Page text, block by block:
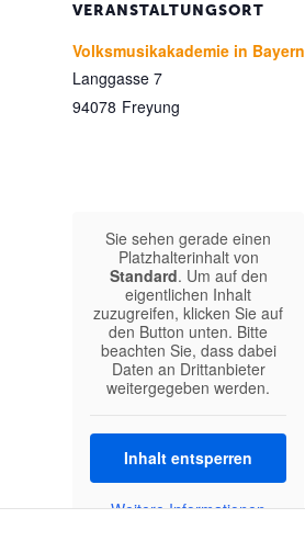
VERANSTALTUNGSORT
Volksmusikakademie in Bayern
Langgasse 7
Freyung
94078
Sie sehen gerade einen
Platzhalterinhalt von
Standard. Um auf den
eigentlichen Inhalt
zuzugreifen, klicken Sie auf
den Button unten. Bitte
beachten Sie, dass dabei
Daten an Drittanbieter
weitergegeben werden.
Inhalt entsperren
Weitere Informationen